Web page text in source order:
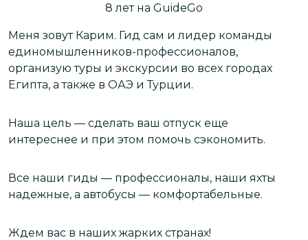
8 летна GuideGo
Меня зовут Карим. Гид сам и лидер команды
единомышленников-профессионалов,
организую туры и экскурсии во всех городах
Египта, а также в ОАЭ и Турции.
Наша цель — сделать ваш отпуск еще
интереснее и при этом помочь сэкономить.
Все наши гиды — профессионалы, наши яхты
надежные, а автобусы — комфортабельные.
Ждем вас в наших жарких странах!